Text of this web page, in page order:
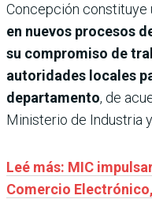
Concepción constituye
en nuevos procesos
su compromiso de
autoridades locales
departamento, de
Ministerio de Industria
Leé más: MIC
Comercio